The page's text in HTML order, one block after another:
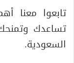
تابعوا معنا
تساعدك
السعودية.